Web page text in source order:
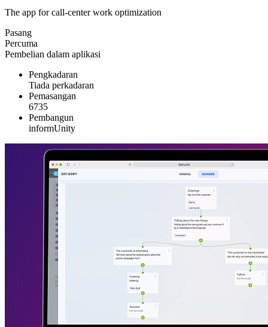
The app for call-center work optimization
Pasang
Percuma
Pembelian dalam aplikasi
Pengkadaran
Tiada perkadaran
Pemasangan
6735
Pembangun
informUnity